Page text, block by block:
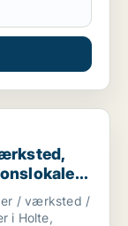
eller
/ værksted /
i Holte,